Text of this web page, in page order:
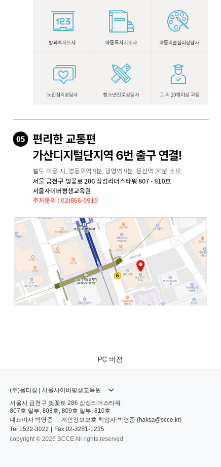
PC 버전
(주)올티칭 | 서울사이버평생교육원
서울시 금천구 벚꽃로 286 삼성리더스타워
807호 일부, 808호, 809호 일부, 810호
대표이사 박영준 | 개인정보보호 책임자 박영준 (haksa@scce.kr)
Tel 1522-3022 | Fax 02-3281-1235
copyright © 2026 SCCE All rights reserved